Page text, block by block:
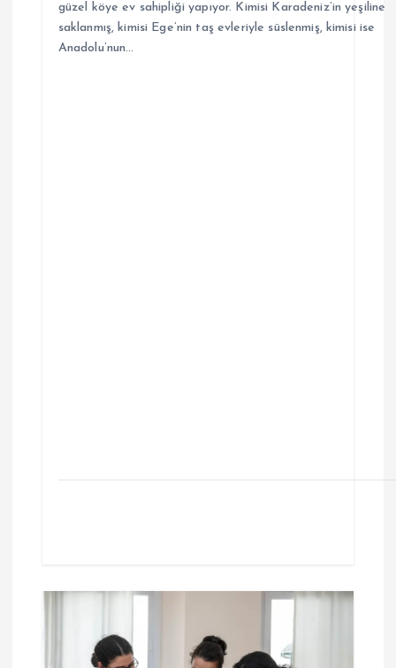
güzel köye ev sahipliği yapıyor. Kimisi Karadeniz’in yeşiline
saklanmış, kimisi Ege’nin taş evleriyle süslenmiş, kimisi ise
Anadolu’nun…